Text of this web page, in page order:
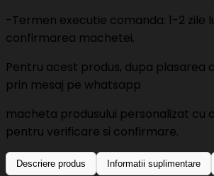
-Termen executie comanda: 1-2 zile
confirmarea machetei.
Pentru acest produs, dupa plasarea
prin mesaj pe whatsapp
macheta produsului personalizat cu
pentru verificare si confirmare.
Descriere produs Informatii suplimentare